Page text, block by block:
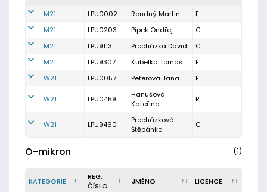
M21 LPU0002 Roudný Martin
E
M21
LPU0203 Pipek Ondřej
C
M21
LPU9113 Procházka David
C
M21
LPU9307 Kubelka Tomáš
E
W21
LPU0057 Peterová Jana E
W21 LPU0459
Hanušová
Kateřina
R
W21 LPU9460
Procházková
Štěpánka
C
O-mikron (1)
KATEGORIE
REG.
ČÍSLO
JMÉNO LICENCE